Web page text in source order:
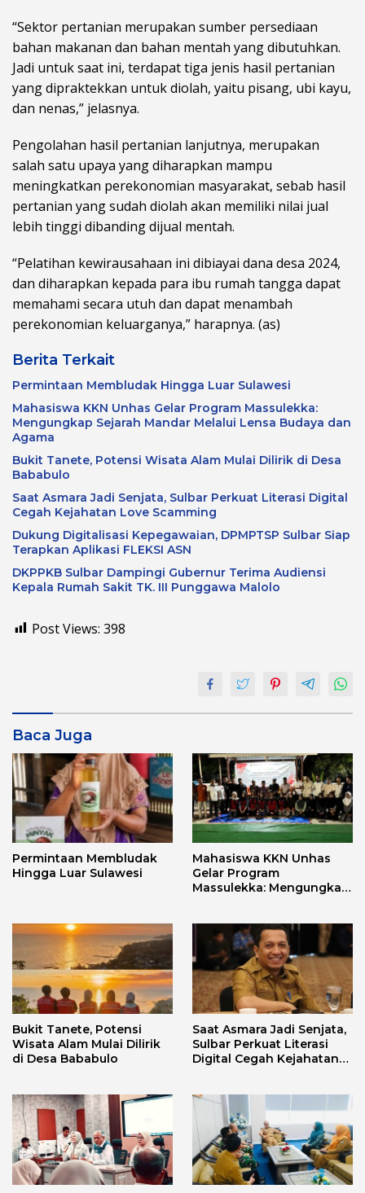
“Sektor pertanian merupakan sumber persediaan
bahan makanan dan bahan mentah yang dibutuhkan.
Jadi untuk saat ini, terdapat tiga jenis hasil pertanian
yang dipraktekkan untuk diolah, yaitu pisang, ubi kayu,
dan nenas,” jelasnya.
Pengolahan hasil pertanian lanjutnya, merupakan
salah satu upaya yang diharapkan mampu
meningkatkan perekonomian masyarakat, sebab hasil
pertanian yang sudah diolah akan memiliki nilai jual
lebih tinggi dibanding dijual mentah.
“Pelatihan kewirausahaan ini dibiayai dana desa 2024,
dan diharapkan kepada para ibu rumah tangga dapat
memahami secara utuh dan dapat menambah
perekonomian keluarganya,” harapnya. (as)
Berita Terkait
Permintaan Membludak Hingga Luar Sulawesi
Mahasiswa KKN Unhas Gelar Program Massulekka:
Mengungkap Sejarah Mandar Melalui Lensa Budaya dan
Agama
Bukit Tanete, Potensi Wisata Alam Mulai Dilirik di Desa
Bababulo
Saat Asmara Jadi Senjata, Sulbar Perkuat Literasi Digital
Cegah Kejahatan Love Scamming
Dukung Digitalisasi Kepegawaian, DPMPTSP Sulbar Siap
Terapkan Aplikasi FLEKSI ASN
DKPPKB Sulbar Dampingi Gubernur Terima Audiensi
Kepala Rumah Sakit TK. III Punggawa Malolo
Post Views: 398
Baca Juga
Permintaan Membludak
Hingga Luar Sulawesi
Mahasiswa KKN Unhas
Gelar Program
Massulekka: Mengungkap
Bukit Tanete, Potensi
Wisata Alam Mulai Dilirik
di Desa Bababulo
Saat Asmara Jadi Senjata,
Sulbar Perkuat Literasi
Digital Cegah Kejahatan